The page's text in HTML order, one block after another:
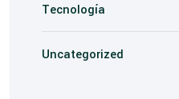
Tecnología
Uncategorized